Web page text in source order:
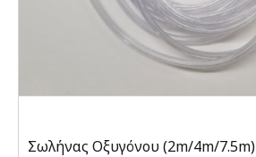
Σωλήνας Οξυγόνου (2m/4m/7.5m)